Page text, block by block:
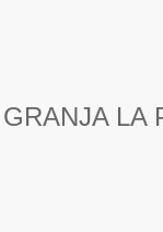
GRANJA LA